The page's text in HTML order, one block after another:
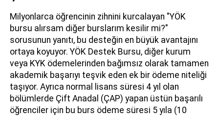
Milyonlarca öğrencinin zihnini kurcalayan "YÖK
bursu alırsam diğer burslarım kesilir mi?"
sorusunun yanıtı, bu desteğin en büyük avantajını
ortaya koyuyor. YÖK Destek Bursu, diğer kurum
veya KYK ödemelerinden bağımsız olarak tamamen
akademik başarıyı teşvik eden ek bir ödeme niteliği
taşıyor. Ayrıca normal lisans süresi 4 yıl olan
bölümlerde Çift Anadal (ÇAP) yapan üstün başarılı
öğrenciler için bu burs ödeme süresi 5 yıla (10